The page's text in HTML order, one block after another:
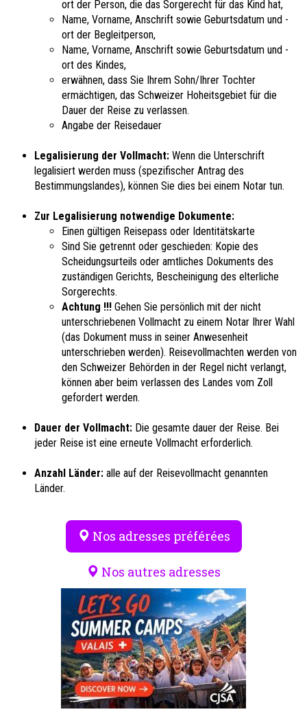
ort der Person, die das Sorgerecht für das Kind hat,
Name, Vorname, Anschrift sowie Geburtsdatum und -
ort der Begleitperson,
Name, Vorname, Anschrift sowie Geburtsdatum und -
ort des Kindes,
erwähnen, dass Sie Ihrem Sohn/Ihrer Tochter
ermächtigen, das Schweizer Hoheitsgebiet für die
Dauer der Reise zu verlassen.
Angabe der Reisedauer
Legalisierung der Vollmacht: Wenn die Unterschrift
legalisiert werden muss (spezifischer Antrag des
Bestimmungslandes), können Sie dies bei einem Notar tun.
Zur Legalisierung notwendige Dokumente:
Einen gültigen Reisepass oder Identitätskarte
Sind Sie getrennt oder geschieden: Kopie des
Scheidungsurteils oder amtliches Dokuments des
zuständigen Gerichts, Bescheinigung des elterliche
Sorgerechts.
Achtung !!! Gehen Sie persönlich mit der nicht
unterschriebenen Vollmacht zu einem Notar Ihrer Wahl
(das Dokument muss in seiner Anwesenheit
unterschrieben werden). Reisevollmachten werden von
den Schweizer Behörden in der Regel nicht verlangt,
können aber beim verlassen des Landes vom Zoll
gefordert werden.
Dauer der Vollmacht: Die gesamte dauer der Reise. Bei
jeder Reise ist eine erneute Vollmacht erforderlich.
Anzahl Länder: alle auf der Reisevollmacht genannten
Länder.
Nos adresses préférées
Nos autres adresses